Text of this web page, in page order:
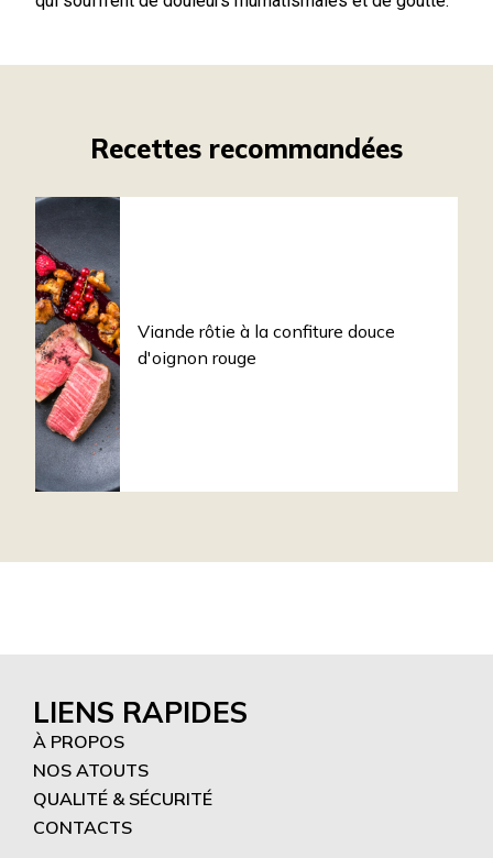
Recettes recommandées
Viande rôtie à la confiture douce
d'oignon rouge
LIENS RAPIDES
À PROPOS
NOS ATOUTS
QUALITÉ & SÉCURITÉ
CONTACTS